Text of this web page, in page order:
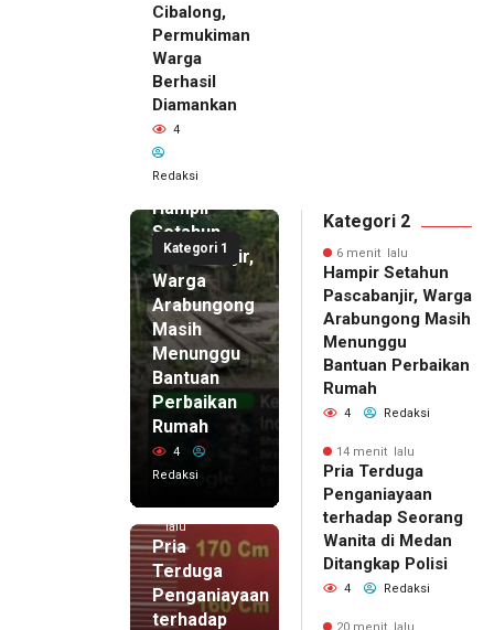
Cibalong,
Permukiman
Warga
Berhasil
Diamankan
4
Redaksi
Kategori 1
6 menit
Hampir
Setahun
Pascabanjir,
Warga
Arabungong
Masih
Menunggu
Bantuan
Perbaikan
Rumah
4
Redaksi
14 menit
lalu
Pria
Terduga
Penganiayaan
terhadap
Kategori 2
6 menit lalu
Hampir Setahun
Pascabanjir, Warga
Arabungong Masih
Menunggu
Bantuan Perbaikan
Rumah
4 Redaksi
14 menit lalu
Pria Terduga
Penganiayaan
terhadap Seorang
Wanita di Medan
Ditangkap Polisi
4 Redaksi